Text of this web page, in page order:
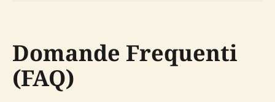
Domande Frequenti
(FAQ)